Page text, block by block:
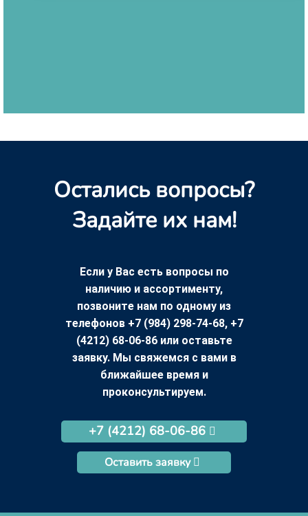
Остались вопросы?
Задайте их нам!
Если у Вас есть вопросы по
наличию и ассортименту,
позвоните нам по одному из
телефонов +7 (984) 298-74-68, +7
(4212) 68-06-86 или оставьте
заявку. Мы свяжемся с вами в
ближайшее время и
проконсультируем.
+7 (4212) 68-06-86
Оставить заявку